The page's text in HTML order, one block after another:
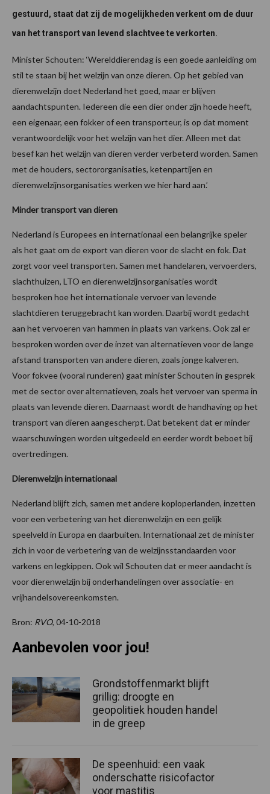
gestuurd, staat dat zij de mogelijkheden verkent om de duur
van het transport van levend slachtvee te verkorten.
Minister Schouten: ‘Werelddierendag is een goede aanleiding om
stil te staan bij het welzijn van onze dieren. Op het gebied van
dierenwelzijn doet Nederland het goed, maar er blijven
aandachtspunten. Iedereen die een dier onder zijn hoede heeft,
een eigenaar, een fokker of een transporteur, is op dat moment
verantwoordelijk voor het welzijn van het dier. Alleen met dat
besef kan het welzijn van dieren verder verbeterd worden. Samen
met de houders, sectororganisaties, ketenpartijen en
dierenwelzijnsorganisaties werken we hier hard aan.’
Minder transport van dieren
Nederland is Europees en internationaal een belangrijke speler
als het gaat om de export van dieren voor de slacht en fok. Dat
zorgt voor veel transporten. Samen met handelaren, vervoerders,
slachthuizen, LTO en dierenwelzijnsorganisaties wordt
besproken hoe het internationale vervoer van levende
slachtdieren teruggebracht kan worden. Daarbij wordt gedacht
aan het vervoeren van hammen in plaats van varkens. Ook zal er
besproken worden over de inzet van alternatieven voor de lange
afstand transporten van andere dieren, zoals jonge kalveren.
Voor fokvee (vooral runderen) gaat minister Schouten in gesprek
met de sector over alternatieven, zoals het vervoer van sperma in
plaats van levende dieren. Daarnaast wordt de handhaving op het
transport van dieren aangescherpt. Dat betekent dat er minder
waarschuwingen worden uitgedeeld en eerder wordt beboet bij
overtredingen.
Dierenwelzijn internationaal
Nederland blijft zich, samen met andere koploperlanden, inzetten
voor een verbetering van het dierenwelzijn en een gelijk
speelveld in Europa en daarbuiten. Internationaal zet de minister
zich in voor de verbetering van de welzijnsstandaarden voor
varkens en legkippen. Ook wil Schouten dat er meer aandacht is
voor dierenwelzijn bij onderhandelingen over associatie- en
vrijhandelsovereenkomsten.
Bron: RVO, 04-10-2018
Aanbevolen voor jou!
Grondstoffenmarkt blijft
grillig: droogte en
geopolitiek houden handel
in de greep
De speenhuid: een vaak
onderschatte risicofactor
voor mastitis